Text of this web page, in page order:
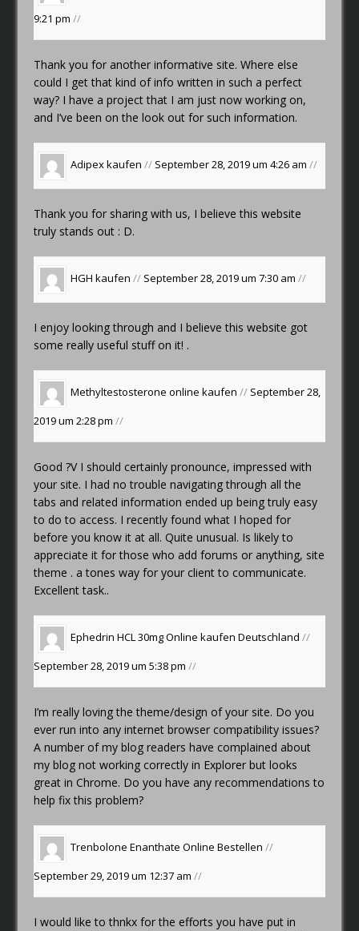
9:21 pm//
Thank you for another informative site. Where else
could I get that kind of info written in such a perfect
way? I have a project that I am just now working on,
and I’ve been on the look out for such information.
Adipex kaufen // September 28, 2019 um 4:26 am//
Thank you for sharing with us, I believe this website
truly stands out : D.
HGH kaufen // September 28, 2019 um 7:30 am//
I enjoy looking through and I believe this website got
some really useful stuff on it! .
Methyltestosterone online kaufen // September 28,
2019 um 2:28 pm//
Good ?V I should certainly pronounce, impressed with
your site. I had no trouble navigating through all the
tabs and related information ended up being truly easy
to do to access. I recently found what I hoped for
before you know it at all. Quite unusual. Is likely to
appreciate it for those who add forums or anything, site
theme . a tones way for your client to communicate.
Excellent task..
Ephedrin HCL 30mg Online kaufen Deutschland //
September 28, 2019 um 5:38 pm//
I’m really loving the theme/design of your site. Do you
ever run into any internet browser compatibility issues?
A number of my blog readers have complained about
my blog not working correctly in Explorer but looks
great in Chrome. Do you have any recommendations to
help fix this problem?
Trenbolone Enanthate Online Bestellen //
September 29, 2019 um 12:37 am//
I would like to thnkx for the efforts you have put in